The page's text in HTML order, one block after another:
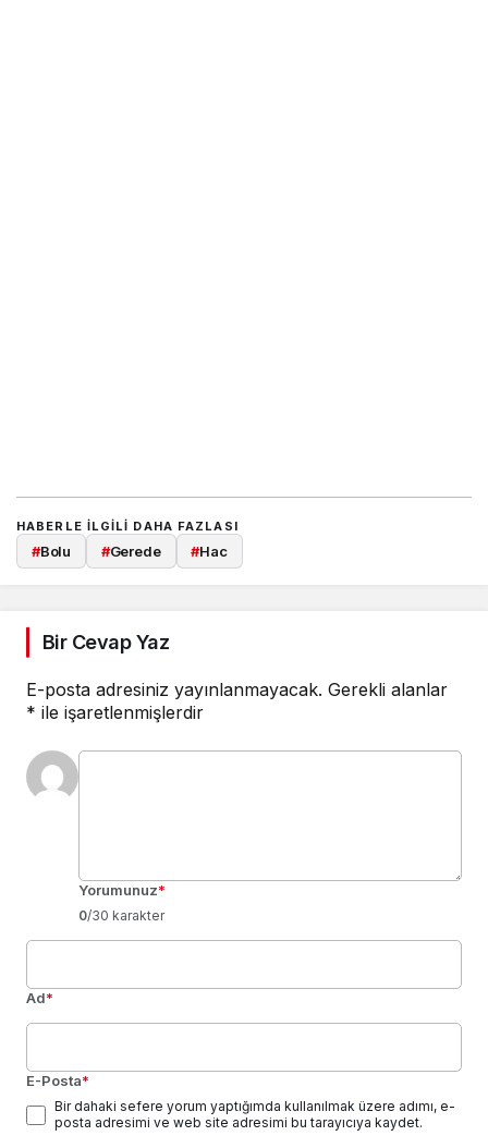
HABERLE ILGILI DAHA FAZLASI
#Bolu #Gerede #Hac
Bir Cevap Yaz
E-posta adresiniz yayınlanmayacak. Gerekli alanlar
* ile işaretlenmişlerdir
Yorumunuz*
0/30 karakter
Ad*
E-Posta*
Bir dahaki sefere yorum yaptığımda kullanılmak üzere adımı, e-
posta adresimi ve web site adresimi bu tarayıcıya kaydet.